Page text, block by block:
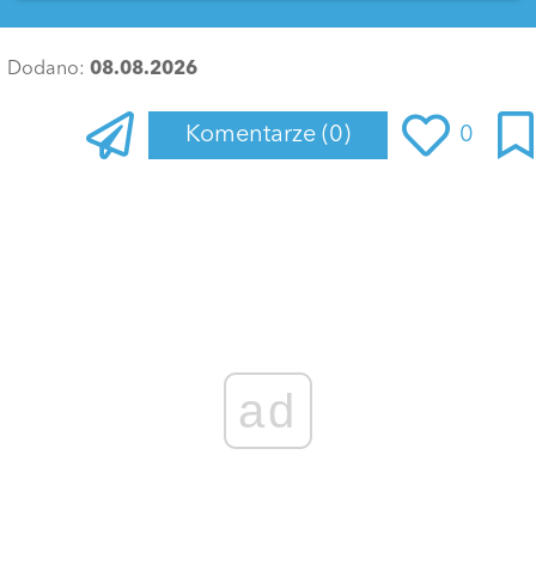
Dodano: 08.08.2026
Komentarze (0) 0
ad